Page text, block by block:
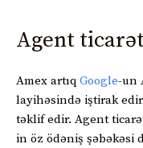
Agent
Amex artıq Google-un
layihəsində iştirak
təklif edir. Agent
in öz ödəniş şəbəkəsi